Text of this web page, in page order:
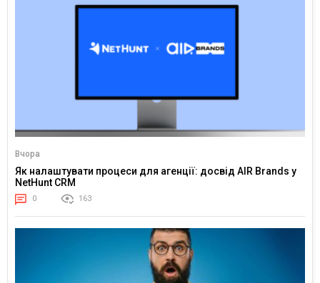
Вчора
Як налаштувати процеси для агенції: досвід AIR Brands у
NetHunt CRM
0 163